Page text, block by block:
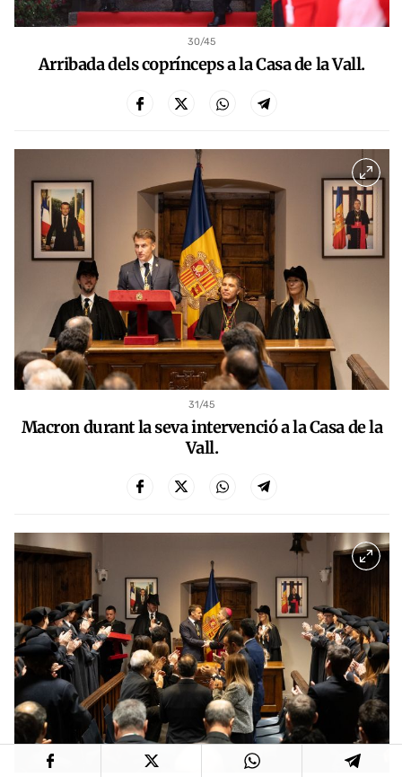
30/45
Arribada dels coprínceps a la Casa de la Vall.
31/45
Macron durant la seva intervenció a la Casa de la
Vall.